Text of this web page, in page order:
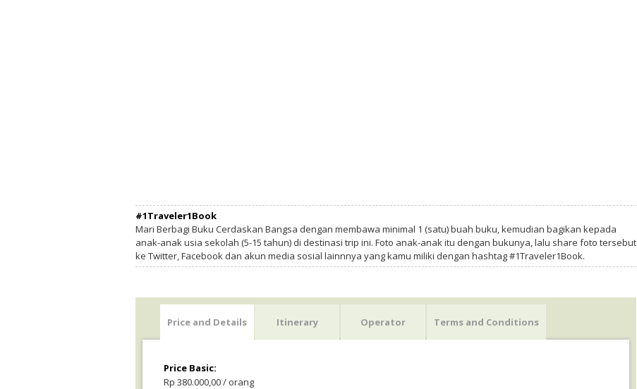
#1Traveler1Book
Mari Berbagi Buku Cerdaskan Bangsa dengan membawa minimal 1 (satu) buah buku, kemudian bagikan kepada
anak-anak usia sekolah (5-15 tahun) di destinasi trip ini. Foto anak-anak itu dengan bukunya, lalu share foto tersebut
ke Twitter, Facebook dan akun media sosial lainnnya yang kamu miliki dengan hashtag #1Traveler1Book.
Price and Details Itinerary Operator Terms and Conditions
Price Basic:
Rp 380.000,00 / orang